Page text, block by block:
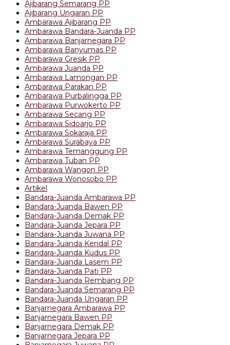
Ajibarang Semarang PP
Ajibarang Ungaran PP
Ambarawa Ajibarang PP
Ambarawa Bandara-Juanda PP
Ambarawa Banjarnegara PP
Ambarawa Banyumas PP
Ambarawa Gresik PP
Ambarawa Juanda PP
Ambarawa Lamongan PP
Ambarawa Parakan PP
Ambarawa Purbalingga PP
Ambarawa Purwokerto PP
Ambarawa Secang PP
Ambarawa Sidoarjo PP
Ambarawa Sokaraja PP
Ambarawa Surabaya PP
Ambarawa Temanggung PP
Ambarawa Tuban PP
Ambarawa Wangon PP
Ambarawa Wonosobo PP
Artikel
Bandara-Juanda Ambarawa PP
Bandara-Juanda Bawen PP
Bandara-Juanda Demak PP
Bandara-Juanda Jepara PP
Bandara-Juanda Juwana PP
Bandara-Juanda Kendal PP
Bandara-Juanda Kudus PP
Bandara-Juanda Lasem PP
Bandara-Juanda Pati PP
Bandara-Juanda Rembang PP
Bandara-Juanda Semarang PP
Bandara-Juanda Ungaran PP
Banjarnegara Ambarawa PP
Banjarnegara Bawen PP
Banjarnegara Demak PP
Banjarnegara Jepara PP